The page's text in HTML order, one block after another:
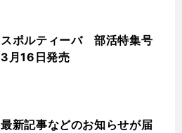
スポルティーバ 部活特集号
3月16日発売
最新記事などのお知らせが届